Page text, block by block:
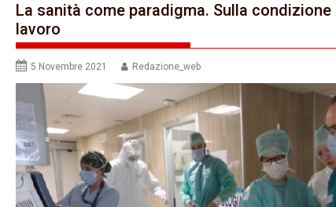
La sanità come paradigma. Sulla
lavoro
5 Novembre 2021 Redazione_web